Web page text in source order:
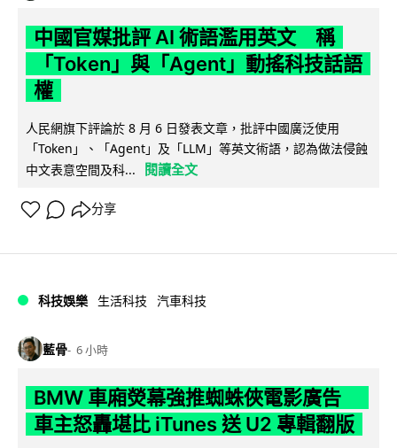
中國官媒批評 AI 術語濫用英文 稱
「Token」與「Agent」動搖科技話語
權
人民網旗下評論於 8 月 6 日發表文章，批評中國廣泛使用
「Token」、「Agent」及「LLM」等英文術語，認為做法侵蝕
中文表意空間及科...
閱讀全文
分享
科技娛樂 生活科技 汽車科技
藍骨 6 小時
BMW 車廂熒幕強推蜘蛛俠電影廣告
車主怒轟堪比 iTunes 送 U2 專輯翻版